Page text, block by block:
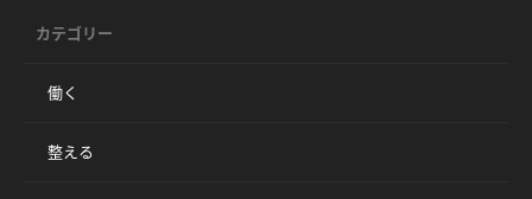
カテゴリー
働く
整える